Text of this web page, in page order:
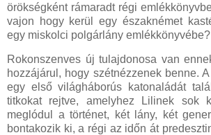
örökségként rámaradt régi
vajon hogy kerül egy északnémet
egy miskolci polgárlány emlékkönyvébe?
Rokonszenves új tulajdonosa van
hozzájárul, hogy szétnézzenek benne.
egy első világháborús katonaládát
titkokat rejtve, amelyhez Lilinek sok
meglódul a történet, két lány, két
bontakozik ki, a régi az időn át